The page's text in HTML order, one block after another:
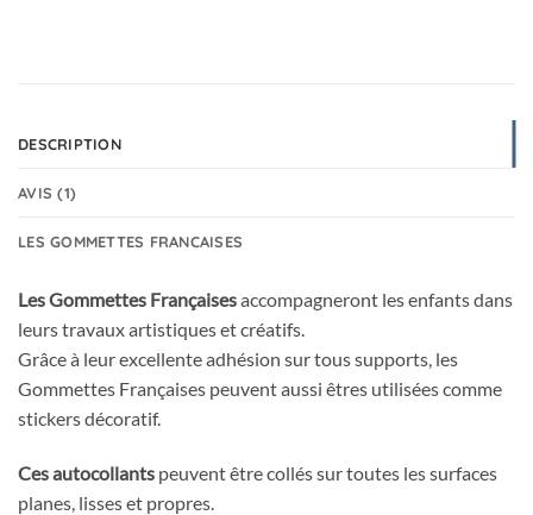
DESCRIPTION
AVIS (1)
LES GOMMETTES FRANCAISES
Les Gommettes Françaisesaccompagneront les enfants dans
leurs travaux artistiques et créatifs.
Grâce à leur excellente adhésion sur tous supports, les
Gommettes Françaises peuvent aussi êtres utilisées comme
stickers décoratif.
Ces autocollants peuvent être collés sur toutes les surfaces
planes, lisses et propres.